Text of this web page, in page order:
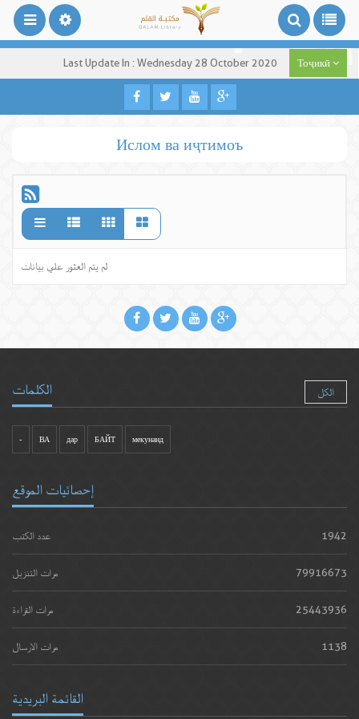
Last Update In : Wednesday 28 October 2020 Тоҷикӣ
Ислом ва иҷтимоъ
لم يتم العثور علي بيانات
الكلمات الكل
- ВА дар БАЙТ мекунанд
إحصائيات الموقع
عدد الكتب 1942
مرات التنزيل 79916673
مرات القراءة 25443936
مرات الارسال 1138
القائمة البريدية